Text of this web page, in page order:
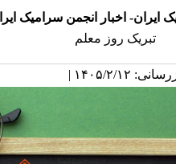
ایران